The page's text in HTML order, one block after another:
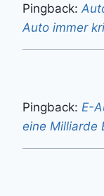
Pingback:
Auto immer
Pingback: E-
eine Milliarde